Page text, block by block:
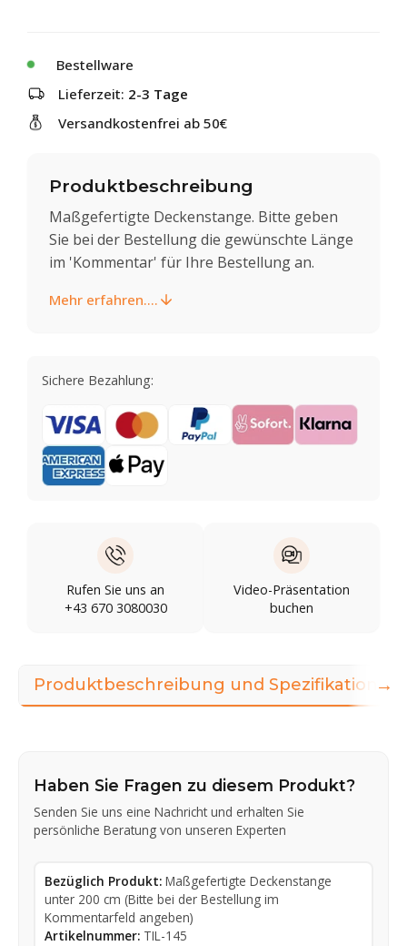
Bestellware
Lieferzeit: 2-3 Tage
Versandkostenfrei ab 50€
Produktbeschreibung
Maßgefertigte Deckenstange. Bitte geben
Sie bei der Bestellung die gewünschte Länge
im 'Kommentar' für Ihre Bestellung an.
Mehr erfahren....
Sichere Bezahlung:
Rufen Sie uns an
+43 670 3080030
Video-Präsentation
buchen
Produktbeschreibung und Spezifikationen
Haben Sie Fragen zu diesem Produkt?
Senden Sie uns eine Nachricht und erhalten Sie
persönliche Beratung von unseren Experten
Bezüglich Produkt: Maßgefertigte Deckenstange
unter 200 cm (Bitte bei der Bestellung im
Kommentarfeld angeben)
Artikelnummer: TIL-145
→